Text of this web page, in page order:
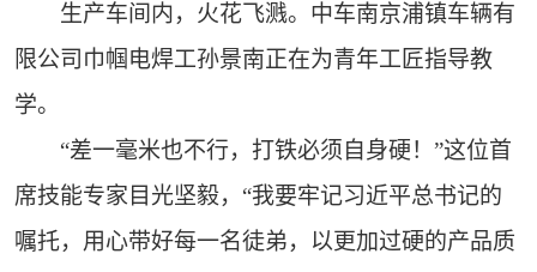
生产车间内，火花飞溅。中车南京浦镇车辆有
限公司巾帼电焊工孙景南正在为青年工匠指导教
学。
“差一毫米也不行，打铁必须自身硬！”这位首
席技能专家目光坚毅，“我要牢记习近平总书记的
嘱托，用心带好每一名徒弟，以更加过硬的产品质